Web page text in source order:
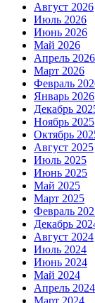
Август 2026
Июль 2026
Июнь 2026
Май 2026
Апрель 2026
Март 2026
Февраль
Январь 2026
Декабрь
Ноябрь 2025
Октябрь
Август 2025
Июль 2025
Июнь 2025
Май 2025
Март 2025
Февраль
Декабрь
Август 2024
Июль 2024
Июнь 2024
Май 2024
Апрель 2024